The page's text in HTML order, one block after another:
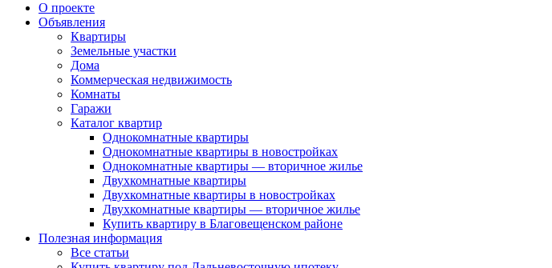
О проекте
Объявления
Квартиры
Земельные участки
Дома
Коммерческая недвижимость
Комнаты
Гаражи
Каталог квартир
Однокомнатные квартиры
Однокомнатные квартиры в новостройках
Однокомнатные квартиры — вторичное жилье
Двухкомнатные квартиры
Двухкомнатные квартиры в новостройках
Двухкомнатные квартиры — вторичное жилье
Купить квартиру в Благовещенском районе
Полезная информация
Все статьи